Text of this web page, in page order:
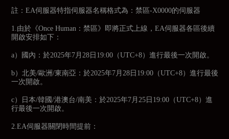
註：EA伺服器特指伺服器名稱格式為：禁區-X0000的伺服器
1.由於《Once Human：禁區》即將正式上線，EA伺服器各區後續
開啟安排如下：
a）國內：於2025年7月28日19:00（UTC+8）進行最後一次開啟。
b）北美/歐洲/東南亞：於2025年7月28日19:00（UTC+8）進行最後
一次開啟。
c）日本/韓國/港澳台/南美：於2025年7月25日19:00（UTC+8）進
行最後一次開啟。
2.EA伺服器關閉時間提前：